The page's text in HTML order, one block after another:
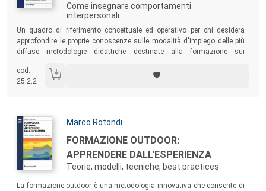
Come insegnare comportamenti
interpersonali
Un quadro di riferimento concettuale ed operativo per chi desidera
approfondire le proprie conoscenze sulle modalità d'impiego delle più
diffuse metodologie didattiche destinate alla formazione sui
cod.
25.2.2
Autori:
Marco Rotondi
Titolo:
FORMAZIONE OUTDOOR:
APPRENDERE DALL'ESPERIENZA
Teorie, modelli, tecniche, best practices
Sommario:
La formazione outdoor è una metodologia innovativa che consente di